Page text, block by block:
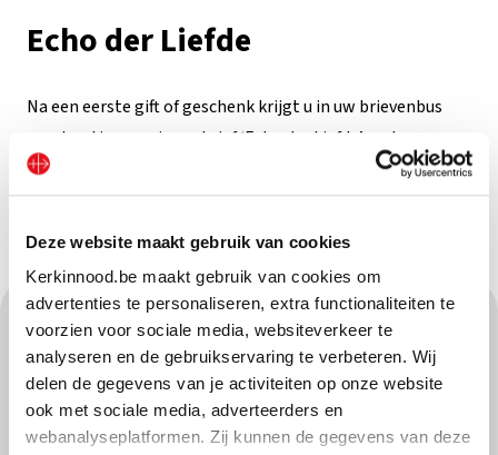
Deze website maakt gebruik van cookies
Kerkinnood.be maakt gebruik van cookies om
advertenties te personaliseren, extra functionaliteiten te
voorzien voor sociale media, websiteverkeer te
analyseren en de gebruikservaring te verbeteren. Wij
delen de gegevens van je activiteiten op onze website
ook met sociale media, adverteerders en
webanalyseplatformen. Zij kunnen de gegevens van deze
Echo der Liefde
Na een eerste gift of geschenk krijgt u in uw brievenbus
regelmatig een nieuwsbrief ‘Echo der Liefde’ met
projecten in de wereldkerk